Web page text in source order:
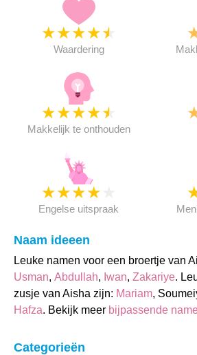
★★★★★
Waardering
★★★★★
Makkelijk te onthouden
★★★★
Engelse uitspraak
Naam ideeen
Leuke namen voor een broertje van
Usman, Abdullah, Iwan, Zakariye.
zusje van Aisha zijn: Mariam,
Hafza. Bekijk meer bijpassende
Categorieën